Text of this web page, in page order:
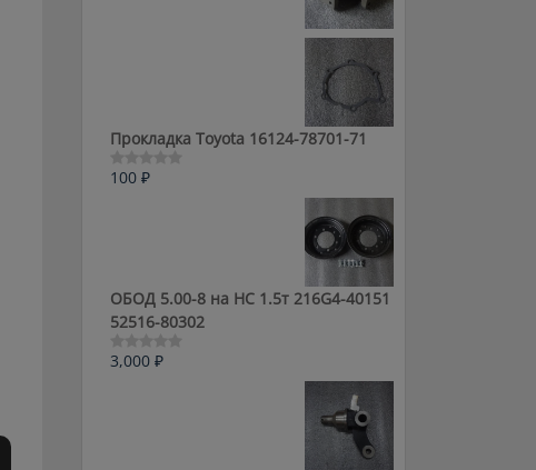
Прокладка Toyota 16124-78701-71
Оценка
100 ₽
ОБОД 5.00-8 на HC 1.5т 216G4-40151
52516-80302
Оценка
3,000 ₽